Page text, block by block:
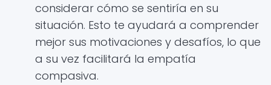
considerar cómo se sentiría en su
situación. Esto te ayudará a comprender
mejor sus motivaciones y desafíos, lo que
a su vez facilitará la empatía
compasiva.